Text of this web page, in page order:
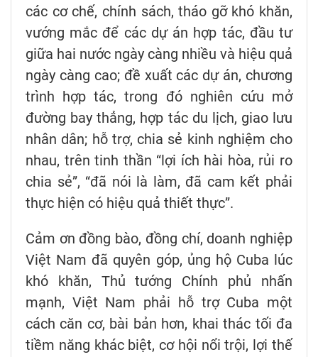
các cơ chế, chính sách, tháo gỡ khó khăn,
vướng mắc để các dự án hợp tác, đầu tư
giữa hai nước ngày càng nhiều và hiệu quả
ngày càng cao; đề xuất các dự án, chương
trình hợp tác, trong đó nghiên cứu mở
đường bay thẳng, hợp tác du lịch, giao lưu
nhân dân; hỗ trợ, chia sẻ kinh nghiệm cho
nhau, trên tinh thần “lợi ích hài hòa, rủi ro
chia sẻ”, “đã nói là làm, đã cam kết phải
thực hiện có hiệu quả thiết thực”.
Cảm ơn đồng bào, đồng chí, doanh nghiệp
Việt Nam đã quyên góp, ủng hộ Cuba lúc
khó khăn, Thủ tướng Chính phủ nhấn
mạnh, Việt Nam phải hỗ trợ Cuba một
cách căn cơ, bài bản hơn, khai thác tối đa
tiềm năng khác biệt, cơ hội nổi trội, lợi thế